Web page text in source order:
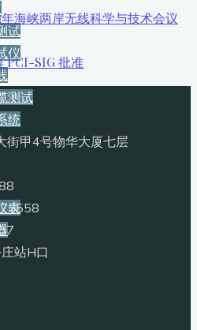
试
仪
测试
统
表
海峡两岸无线科学与技术会议
PCI-SIG 批准
街甲4号物华大厦七层
站H口